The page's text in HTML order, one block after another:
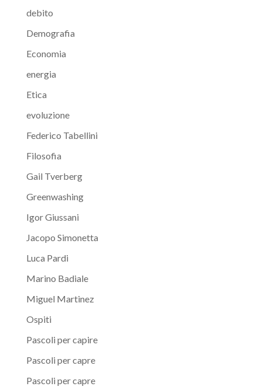
debito
Demografia
Economia
energia
Etica
evoluzione
Federico Tabellini
Filosofia
Gail Tverberg
Greenwashing
Igor Giussani
Jacopo Simonetta
Luca Pardi
Marino Badiale
Miguel Martinez
Ospiti
Pascoli per capire
Pascoli per capre
Pascoli per capre